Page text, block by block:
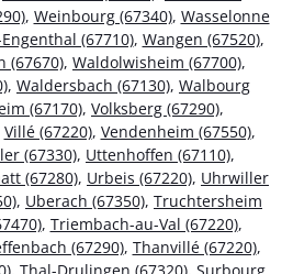
, Weinbourg (67340), Wasselonne
(67710), Wangen (67520),
(67670), Waldolwisheim (67700),
, Waldersbach (67130), Walbourg
(67170), Volksberg (67290),
Villé (67220), Vendenheim (67550),
(67330), Uttenhoffen (67110),
(67280), Urbeis (67220), Uhrwiller
, Uberach (67350), Truchtersheim
, Triembach-au-Val (67220),
(67290), Thanvillé (67220),